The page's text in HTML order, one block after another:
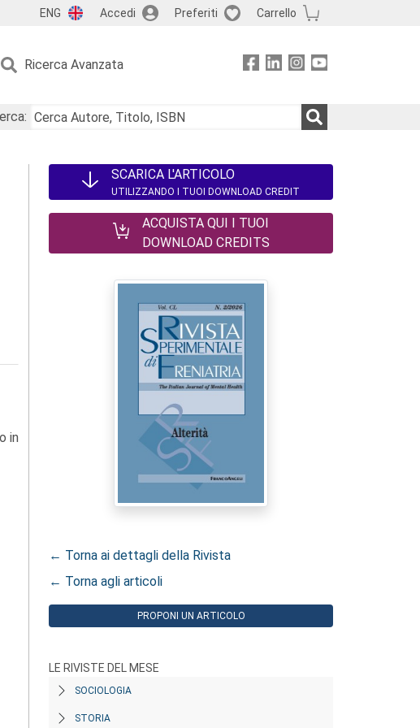
ENG Accedi Preferiti Carrello
Ricerca Avanzata
in
SCARICA L'ARTICOLO
UTILIZZANDO I TUOI DOWNLOAD CREDIT
ACQUISTA QUI I TUOI
DOWNLOAD CREDITS
← Torna ai dettagli della Rivista
← Torna agli articoli
PROPONI UN ARTICOLO
LE RIVISTE DEL MESE
SOCIOLOGIA
STORIA